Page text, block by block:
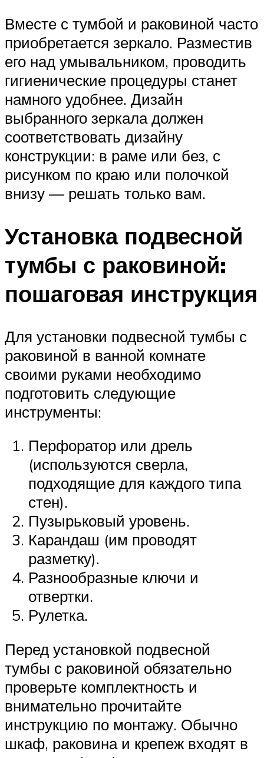
Вместе с тумбой и раковиной часто
приобретается зеркало. Разместив
его над умывальником, проводить
гигиенические процедуры станет
намного удобнее. Дизайн
выбранного зеркала должен
соответствовать дизайну
конструкции: в раме или без, с
рисунком по краю или полочкой
внизу — решать только вам.
Установка подвесной
тумбы с раковиной:
пошаговая инструкция
Для установки подвесной тумбы с
раковиной в ванной комнате
своими руками необходимо
подготовить следующие
инструменты:
Перфоратор или дрель
(используются сверла,
подходящие для каждого типа
стен).
Пузырьковый уровень.
Карандаш (им проводят
разметку).
Разнообразные ключи и
отвертки.
Рулетка.
Перед установкой подвесной
тумбы с раковиной обязательно
проверьте комплектность и
внимательно прочитайте
инструкцию по монтажу. Обычно
шкаф, раковина и крепеж входят в